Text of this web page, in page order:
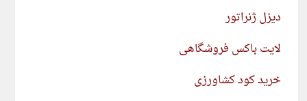
دیزل ژنراتور
لایت باکس فروشگاهی
خرید کود کشاورزی